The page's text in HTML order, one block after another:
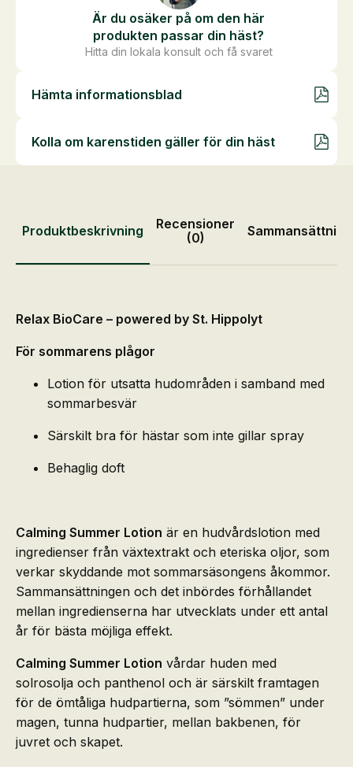
Är du osäker på om den här
produkten passar din häst?
Hitta din lokala konsult och få svaret
Hämta informationsblad
Kolla om karenstiden gäller för din häst
Produktbeskrivning
Recensioner
(0)
Sammansättning
Relax BioCare – powered by St. Hippolyt
För sommarens plågor
Lotion för utsatta hudområden i samband med
sommarbesvär
Särskilt bra för hästar som inte gillar spray
Behaglig doft
Calming Summer Lotion är en hudvårdslotion med
ingredienser från växtextrakt och eteriska oljor, som
verkar skyddande mot sommarsäsongens åkommor.
Sammansättningen och det inbördes förhållandet
mellan ingredienserna har utvecklats under ett antal
år för bästa möjliga effekt.
Calming Summer Lotion vårdar huden med
solrosolja och panthenol och är särskilt framtagen
för de ömtåliga hudpartierna, som ”sömmen” under
magen, tunna hudpartier, mellan bakbenen, för
juvret och skapet.